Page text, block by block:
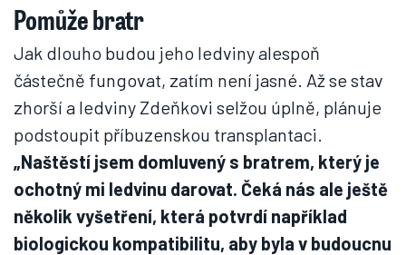
Pomůže bratr
Jak dlouho budou jeho ledviny alespoň
částečně fungovat, zatím není jasné. Až se stav
zhorší a ledviny Zdeňkovi selžou úplně, plánuje
podstoupit příbuzenskou transplantaci.
„Naštěstí jsem domluvený s bratrem, který je
ochotný mi ledvinu darovat. Čeká nás ale ještě
několik vyšetření, která potvrdí například
biologickou kompatibilitu, aby byla v budoucnu